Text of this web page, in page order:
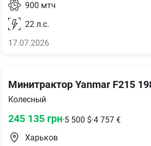
900 мтч
22 л.с.
17.07.2026
Минитрактор Yanmar F215
Колесный
245 135 грн·5 500 $·4 757 €
Харьков